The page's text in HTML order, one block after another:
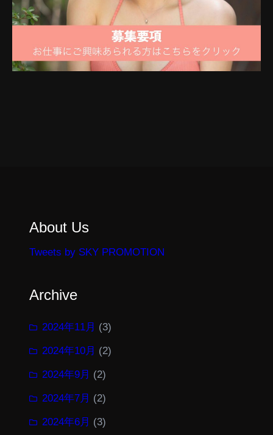
About Us
Tweets by SKY PROMOTION
Archive
2024年11月 (3)
2024年10月 (2)
2024年9月 (2)
2024年7月 (2)
2024年6月 (3)